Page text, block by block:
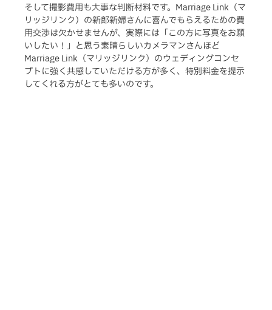
そして撮影費用も大事な判断材料です。Marriage Link（マ
リッジリンク）の新郎新婦さんに喜んでもらえるための費
用交渉は欠かせませんが、実際には「この方に写真をお願
いしたい！」と思う素晴らしいカメラマンさんほど
Marriage Link（マリッジリンク）のウェディングコンセ
プトに強く共感していただける方が多く、特別料金を提示
してくれる方がとても多いのです。